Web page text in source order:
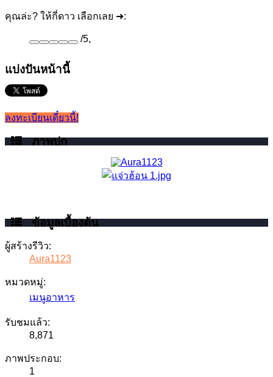
คุณล่ะ? ให้กี่ดาว เลือกเลย ➜:
/5,
แบ่งปันหน้านี้
ลงทะเบียนเดี๋ยวนี้!
ภาพปก
ข้อมูลเบื้องต้น
ผู้สร้างรีวิว:
Aura1123
หมวดหมู่:
เมนูอาหาร
รับชมแล้ว:
8,871
ภาพประกอบ:
1